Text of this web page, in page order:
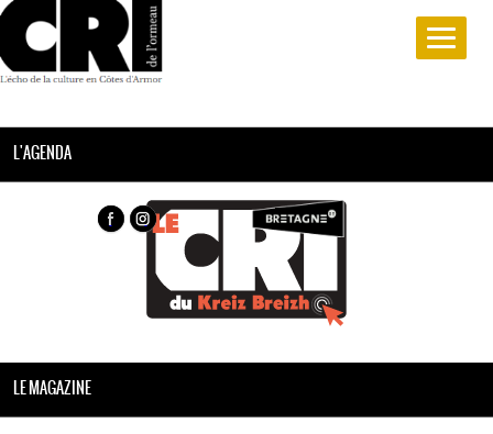
L'AGENDA
LE MAGAZINE